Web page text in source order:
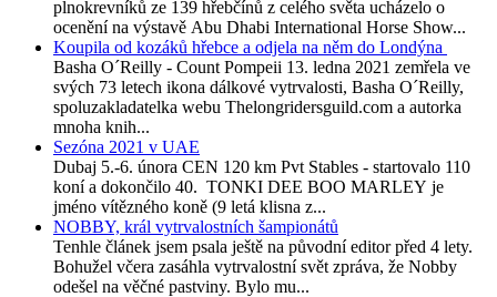
plnokrevníků ze 139 hřebčínů z celého světa ucházelo o
ocenění na výstavě Abu Dhabi International Horse Show...
Koupila od kozáků hřebce a odjela na něm do Londýna
Basha O´Reilly - Count Pompeii 13. ledna 2021 zemřela ve
svých 73 letech ikona dálkové vytrvalosti, Basha O´Reilly,
spoluzakladatelka webu Thelongridersguild.com a autorka
mnoha knih...
Sezóna 2021 v UAE
Dubaj 5.-6. února CEN 120 km Pvt Stables - startovalo 110
koní a dokončilo 40. TONKI DEE BOO MARLEY je
jméno vítězného koně (9 letá klisna z...
NOBBY, král vytrvalostních šampionátů
Tenhle článek jsem psala ještě na původní editor před 4 lety.
Bohužel včera zasáhla vytrvalostní svět zpráva, že Nobby
odešel na věčné pastviny. Bylo mu...